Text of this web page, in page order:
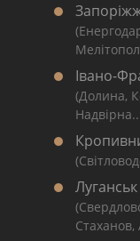
Івано-
(Долина,
Луганськ
Стаханов,